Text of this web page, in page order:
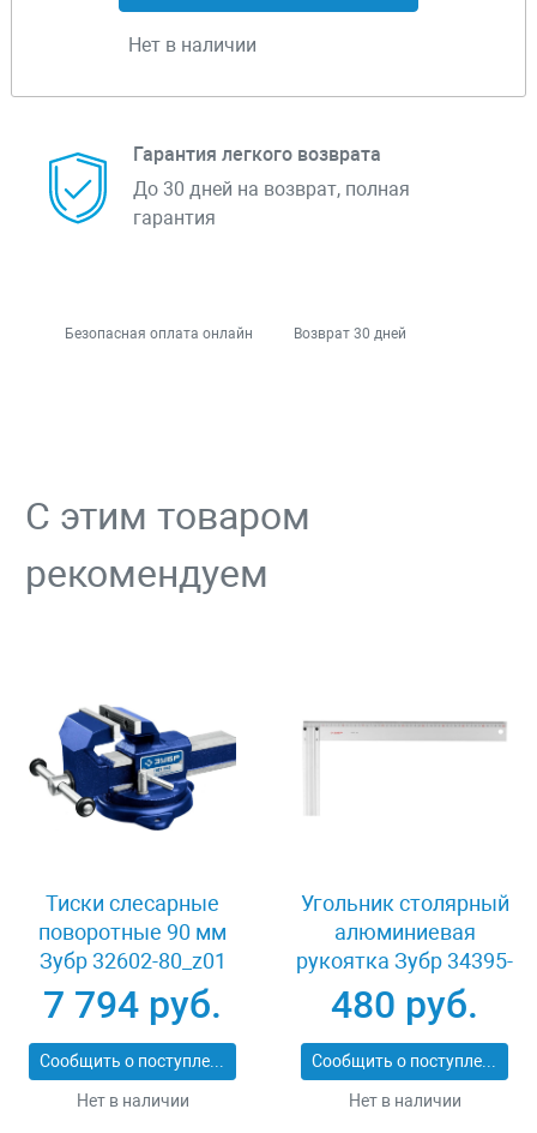
Нет в наличии
Гарантия легкого возврата
До 30 дней на возврат, полная
гарантия
Безопасная оплата онлайн Возврат 30 дней
С этим товаром
рекомендуем
Тиски слесарные
поворотные 90 мм
Зубр 32602-80_z01
7 794 руб.
Сообщить о поступлении
Нет в наличии
Угольник столярный
алюминиевая
рукоятка Зубр 34395-
40
480 руб.
Сообщить о поступлении
Нет в наличии